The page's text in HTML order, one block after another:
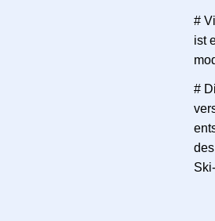
#
ist
#